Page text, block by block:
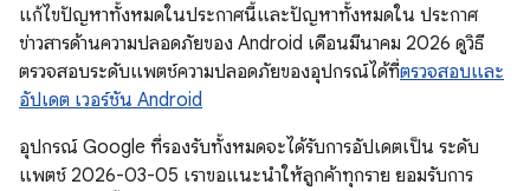
แก้ไขปัญหาทั้งหมดในประกาศนี้และปัญหาทั้งหมดใน ประกาศ
ข่าวสารด้านความปลอดภัยของ Android เดือนมีนาคม 2026 ดูวิธี
ตรวจสอบระดับแพตช์ความปลอดภัยของอุปกรณ์ได้ที่ตรวจสอบและ
อัปเดต เวอร์ชัน Android
อุปกรณ์ Google ที่รองรับทั้งหมดจะได้รับการอัปเดตเป็น ระดับ
แพตช์ 2026-03-05 เราขอแนะนำให้ลูกค้าทุกราย ยอมรับการ